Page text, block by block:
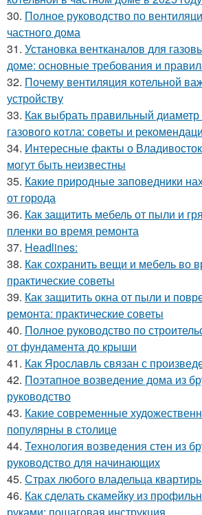
30. Полное руководство по
частного дома
31. Установка вентканалов для
доме: основные требования и
32. Почему вентиляция котельной
устройству
33. Как выбрать правильный диаметр
газового котла: советы и
34. Интересные факты о
могут быть неизвестны
35. Какие природные заповедники
от города
36. Как защитить мебель от пыли и
пленки во время ремонта
37. Headlines:
38. Как сохранить вещи и мебель во
практические советы
39. Как защитить окна от пыли и
ремонта: практические советы
40. Полное руководство по
от фундамента до крыши
41. Как Ярославль связан с
42. Поэтапное возведение дома из
руководство
43. Какие современные
популярны в столице
44. Технология возведения стен из
руководство для начинающих
45. Страх любого владельца
46. Как сделать скамейку из